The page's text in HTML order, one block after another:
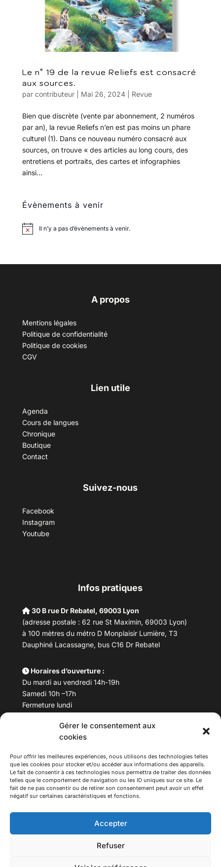
Gérer le consentement aux
cookies
Pour offrir les meilleures expériences, nous utilisons des technologies telles
que les cookies pour stocker et/ou accéder aux informations des appareils.
Le fait de consentir à ces technologies nous permettra de traiter des données
telles que le comportement de navigation ou les ID uniques sur ce site. Le
fait de ne pas consentir ou de retirer son consentement peut avoir un effet
négatif sur certaines caractéristiques et fonctions.
Accepter
Refuser
Le n° 19 de la revue Reliefs est consacré
aux sources.
par contributeur| Mai 26, 2024| Revue
Bien que discrète (vente par abonnement, 2 numéros
par an), la revue Reliefs n’en est pas moins un phare
culturel (1). Dans ce nouveau numéro consacré aux
sources, on trouve « des articles au long cours, des
entretiens et portraits, des cartes et infographies
ainsi...
Évènements à venir
Il n’y a pas d’évènements à venir.
A propos
Mentions légales
Politique de confidentialité
Politique de cookies
CGV
Lien utile
Agenda
Cours de langues
Chronique
Boutique
Contact
Suivez-nous
Facebook
Instagram
Youtube
Infos pratiques
30 B rue Dr Rebatel, 69003 Lyon
(adresse postale : 62 rue St Maximin, 69003 Lyon)
à 100 mètres du métro D Monplaisir Lumière, T3
Dauphiné Lacassagne, bus C16 Dr Rebatel
Horaires d’ouverture :
Du mardi au vendredi 14h-19h
Samedi 10h –17h
Fermeture lundi
Téléphone : 04 78 53 06 40
maisondesculturesasiatiques@asiexpo.com